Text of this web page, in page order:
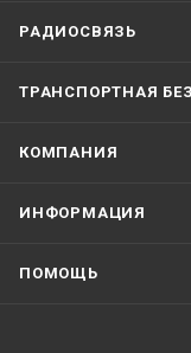
РАДИОСВЯЗЬ
ТРАНСПОРТНАЯ
КОМПАНИЯ
ИНФОРМАЦИЯ
ПОМОЩЬ